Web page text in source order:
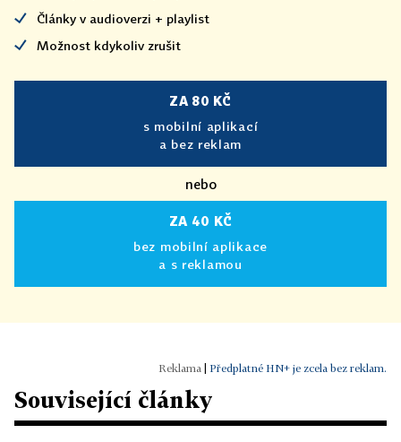
Články v audioverzi + playlist
Možnost kdykoliv zrušit
ZA 80 KČ
s mobilní aplikací
a bez reklam
nebo
ZA 40 KČ
bez mobilní aplikace
a s reklamou
Předplatné HN+ je zcela bez reklam.
Související články